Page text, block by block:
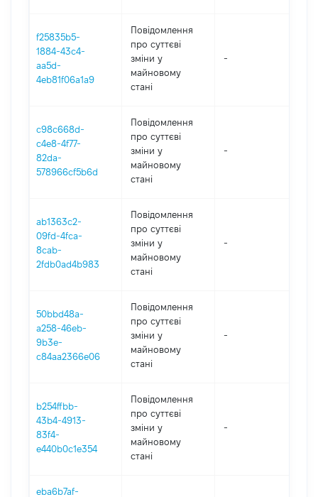
f25835b5-
1884-43c4-
aa5d-
4eb81f06a1a9
Повідомлення
про суттєві
зміни y
майновому
стані
-
c98c668d-
c4e8-4f77-
82da-
578966cf5b6d
Повідомлення
про суттєві
зміни y
майновому
стані
-
ab1363c2-
09fd-4fca-
8cab-
2fdb0ad4b983
Повідомлення
про суттєві
зміни y
майновому
стані
-
50bbd48a-
a258-46eb-
9b3e-
c84aa2366e06
Повідомлення
про суттєві
зміни y
майновому
стані
-
b254ffbb-
43b4-4913-
83f4-
e440b0c1e354
Повідомлення
про суттєві
зміни y
майновому
стані
-
eba6b7af-